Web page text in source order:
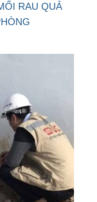
RAU QUẢ